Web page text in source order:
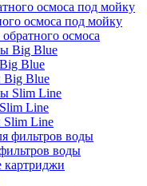
осмоса под мойку
осмоса
Blue
Big Blue
Line
Slim Line
воды
картриджи